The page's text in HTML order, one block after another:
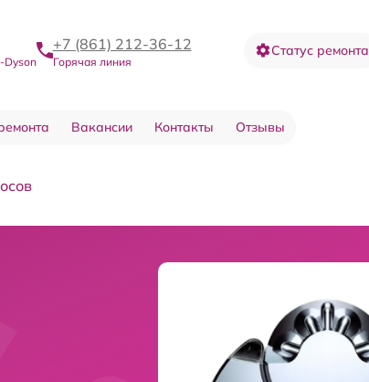
Dyson
+7 (861) 212-36-12
Горячая линия
Статус ремонта
Вакансии Контакты Отзывы